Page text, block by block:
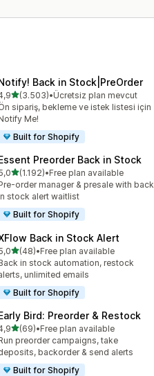
Back in Stock|PreOrder
5 yıldız üzerinden
(3.503)
3503 değerlendirme
•Ücretsiz plan mevcut
sipariş, bekleme ve istek listesi için
Me!
Built for Shopify
Preorder Back in Stock
5 yıldız üzerinden
(1.192)
1192 değerlendirme
•Free plan available
order manager & presale with back
stock alert waitlist
Built for Shopify
Back in Stock Alert
5 yıldız üzerinden
(48)48 değerlendirme
•Free plan available
in stock automation, restock
unlimited emails
Built for Shopify
Bird: Preorder & Restock
5 yıldız üzerinden
(69)69 değerlendirme
•Free plan available
preorder campaigns, take
backorder & send alerts
Built for Shopify